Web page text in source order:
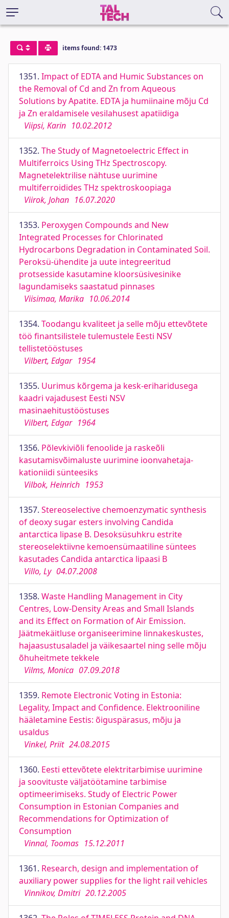
items found: 1473
1351. Impact of EDTA and Humic Substances on
the Removal of Cd and Zn from Aqueous
Solutions by Apatite. EDTA ja humiinaine mõju Cd
ja Zn eraldamisele vesilahusest apatiidiga
Viipsi, Karin 10.02.2012
1352. The Study of Magnetoelectric Effect in
Multiferroics Using THz Spectroscopy.
Magnetelektrilise nähtuse uurimine
multiferroidides THz spektroskoopiaga
Viirok, Johan 16.07.2020
1353. Peroxygen Compounds and New
Integrated Processes for Chlorinated
Hydrocarbons Degradation in Contaminated Soil.
Peroksü-ühendite ja uute integreeritud
protsesside kasutamine kloorsüsivesinike
lagundamiseks saastatud pinnases
Viisimaa, Marika 10.06.2014
1354. Toodangu kvaliteet ja selle mõju ettevõtete
töö finantsilistele tulemustele Eesti NSV
tellistetööstuses
Vilbert, Edgar 1954
1355. Uurimus kõrgema ja kesk-eriharidusega
kaadri vajadusest Eesti NSV
masinaehitustööstuses
Vilbert, Edgar 1964
1356. Põlevkiviõli fenoolide ja raskeõli
kasutamisvõimaluste uurimine ioonvahetaja-
kationiidi sünteesiks
Vilbok, Heinrich 1953
1357. Stereoselective chemoenzymatic synthesis
of deoxy sugar esters involving Candida
antarctica lipase B. Desoksüsuhkru estrite
stereoselektiivne kemoensümaatiline süntees
kasutades Candida antarctica lipaasi B
Villo, Ly 04.07.2008
1358. Waste Handling Management in City
Centres, Low-Density Areas and Small Islands
and its Effect on Formation of Air Emission.
Jäätmekäitluse organiseerimine linnakeskustes,
hajaasustusaladel ja väikesaartel ning selle mõju
õhuheitmete tekkele
Vilms, Monica 07.09.2018
1359. Remote Electronic Voting in Estonia:
Legality, Impact and Confidence. Elektrooniline
hääletamine Eestis: õiguspärasus, mõju ja
usaldus
Vinkel, Priit 24.08.2015
1360. Eesti ettevõtete elektritarbimise uurimine
ja soovituste väljatöötamine tarbimise
optimeerimiseks. Study of Electric Power
Consumption in Estonian Companies and
Recommendations for Optimization of
Consumption
Vinnal, Toomas 15.12.2011
1361. Research, design and implementation of
auxiliary power supplies for the light rail vehicles
Vinnikov, Dmitri 20.12.2005